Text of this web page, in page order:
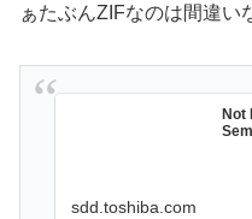
ぁたぶんZIFなのは間違い
Not
sdd.toshiba.com